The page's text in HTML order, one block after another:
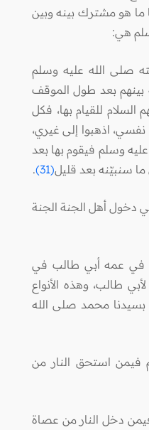
ما هو مشترك بينه وبين
هي:
صلى الله عليه وسلم
بعد طول الموقف
السلام للقيام بها، فكل
اذهبوا إلى غيري،
وسلم فيقوم بها بعد
سنبيّنه بعد قليل(31)
.
دخول أهل الجنة الجنة
في عمه أبي طالب في
طالب، وهذه الأنواع
بسيدنا محمد صلى الله
فيمن استحق النار من
دخل النار من عصاة